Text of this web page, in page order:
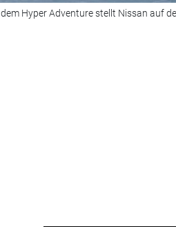
Hyper Adventure stellt Nissan auf